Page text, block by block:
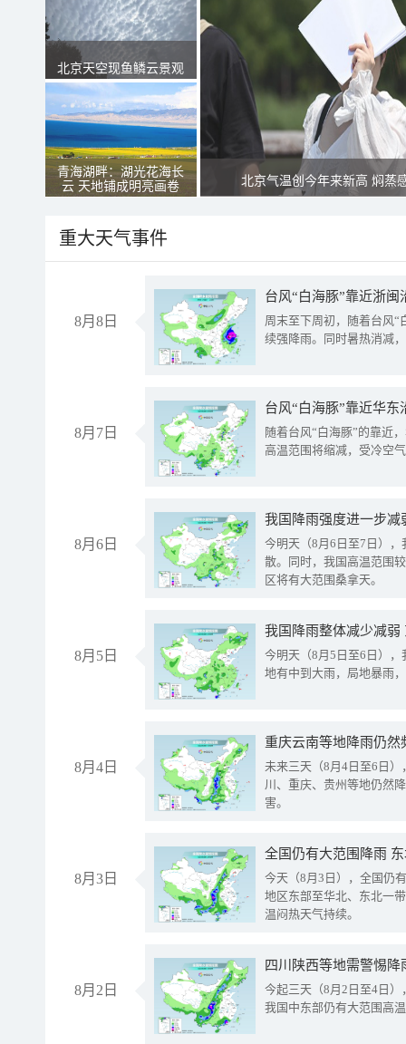
北京天空现鱼鳞云景观
青海湖畔：湖光花海长
云 天地铺成明亮画卷
北京气温创今年来新高 焖蒸
重大天气事件
8月8日
台风“白海豚”靠近浙
周末至下周初，随着台风“
续强降雨。同时暑热消减
8月7日
台风“白海豚”靠近华
随着台风“白海豚”的靠近
高温范围将缩减，受冷空
8月6日
今明天（8月6日至7日）
散。同时，我国高温范围
区将有大范围桑拿天。
8月5日
我国降雨整体减少减弱
今明天（8月5日至6日）
地有中到大雨，局地暴雨
8月4日
重庆云南等地降雨仍然
未来三天（8月4日至6日
川、重庆、贵州等地仍然
害。
8月3日
全国仍有大范围降雨
今天（8月3日），全国仍
地区东部至华北、东北一
温闷热天气持续。
8月2日
今起三天（8月2日至4日
我国中东部仍有大范围高